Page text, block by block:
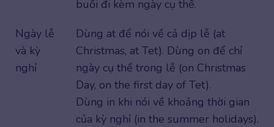
buổi đi kèm ngày cụ thể.
Ngày lễ
và kỳ
nghỉ
Dùng at để nói về cả dịp lễ (at
Christmas, at Tet). Dùng on để chỉ
ngày cụ thể trong lễ (on Christmas
Day, on the first day of Tet).
Dùng in khi nói về khoảng thời gian
của kỳ nghỉ (in the summer holidays).